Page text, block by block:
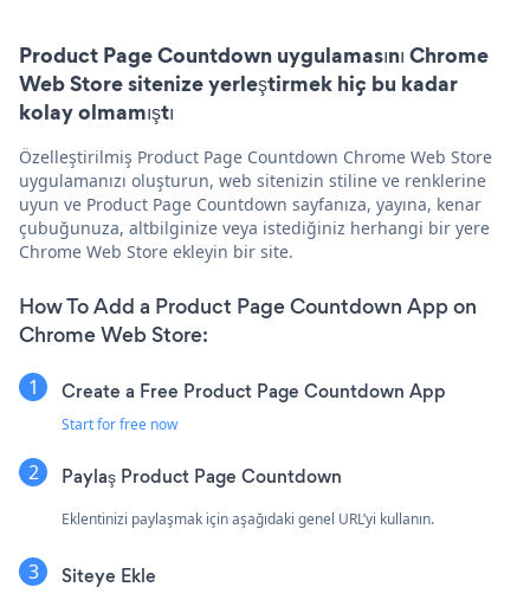
Product Page Countdown uygulamasını Chrome
Web Store sitenize yerleştirmek hiç bu kadar
kolay olmamıştı
Özelleştirilmiş Product Page Countdown Chrome Web Store
uygulamanızı oluşturun, web sitenizin stiline ve renklerine
uyun ve Product Page Countdown sayfanıza, yayına, kenar
çubuğunuza, altbilginize veya istediğiniz herhangi bir yere
Chrome Web Store ekleyin bir site.
How To Add a Product Page Countdown App on
Chrome Web Store:
Create a Free Product Page Countdown App
Start for free now
Paylaş Product Page Countdown
Eklentinizi paylaşmak için aşağıdaki genel URL’yi kullanın.
Siteye Ekle